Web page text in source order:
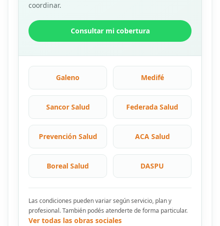
coordinar.
Consultar mi cobertura
Galeno Medifé
Sancor Salud Federada Salud
Prevención Salud ACA Salud
Boreal Salud DASPU
Las condiciones pueden variar según servicio, plan y
profesional. También podés atenderte de forma particular.
Ver todas las obras sociales